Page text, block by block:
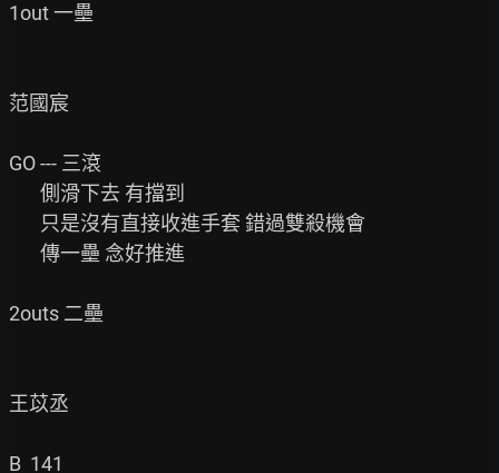
1out 一壘
范國宸
GO --- 三滾
2outs 二壘
王苡丞
B  141